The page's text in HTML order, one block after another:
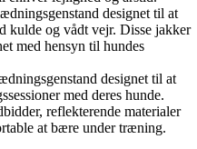
designet til at
kulde og vådt vejr. Disse jakker
med hensyn til hundes
designet til at
med deres hunde.
reflekterende materialer
at bære under træning.